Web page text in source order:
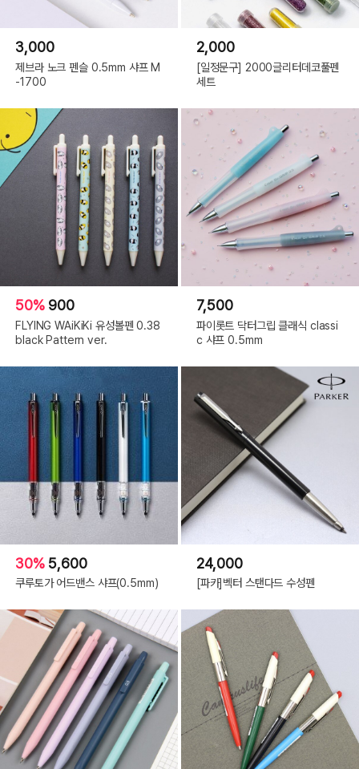
3,000
제브라 노크 펜슬 0.5mm 샤프 M
-1700
2,000
[일정문구] 2000글리터데코풀펜
세트
50% 900
FLYING WAiKiKi 유성볼펜 0.38
black Pattern ver.
7,500
파이롯트 닥터그립 클래식 classi
c 샤프 0.5mm
30% 5,600
쿠루토가 어드밴스 샤프(0.5mm)
24,000
[파카]벡터 스탠다드 수성펜